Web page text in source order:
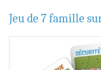
Jeu de 7 famille